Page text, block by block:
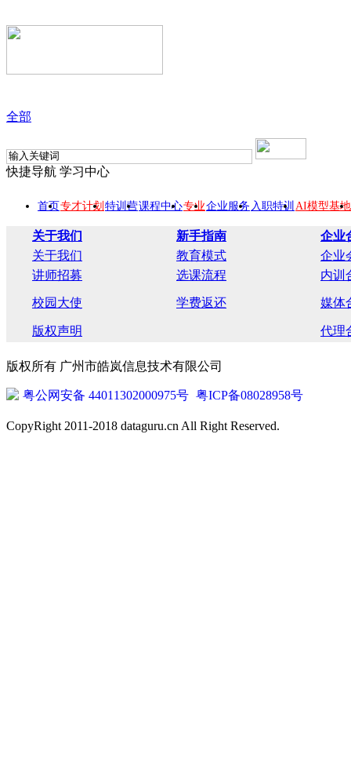
全部
快捷导航 学习中心
首页专才计划 特训营课程中心专业企业服务 入职特训 AI模型基地
关于我们 新手指南
企业
关于我们
教育模式
企业
讲师招募
选课流程 内训
校园大使 学费返还 媒体
版权声明 代理
版权所有 广州市皓岚信息技术有限公司
粤公网安备 44011302000975号 粤ICP备08028958号
CopyRight 2011-2018 dataguru.cn All Right Reserved.